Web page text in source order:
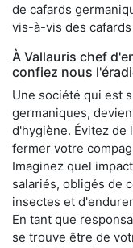
de cafards
vis-à-vis des
À Vallauris chef
confiez nous
Une société qui est
germaniques,
d'hygiène. Évitez de
fermer votre
Imaginez quel
salariés, obligés de
insectes et
En tant que
se trouve être de